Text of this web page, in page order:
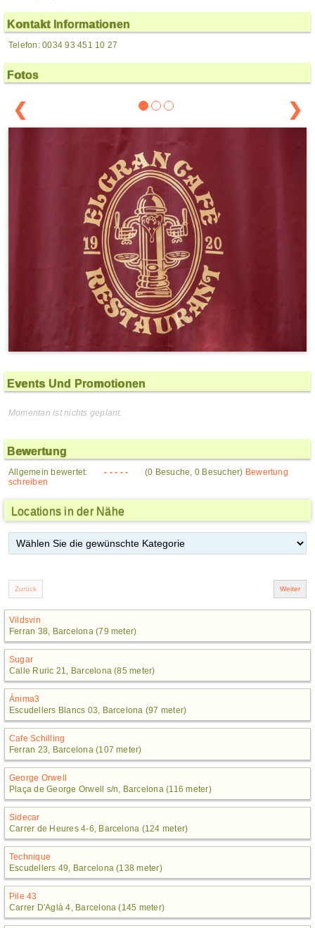
Kontakt Informationen
Telefon: 0034 93 451 10 27
Fotos
❮ ❯
Events Und Promotionen
Momentan ist nichts geplant.
Bewertung
Allgemein bewertet: - - - - - (0 Besuche, 0 Besucher) Bewertung
schreiben
Locations in der Nähe
Vildsvin
Ferran 38, Barcelona (79 meter)
Sugar
Calle Ruric 21, Barcelona (85 meter)
Ánima3
Escudellers Blancs 03, Barcelona (97 meter)
Cafe Schilling
Ferran 23, Barcelona (107 meter)
George Orwell
Plaça de George Orwell s/n, Barcelona (116 meter)
Sidecar
Carrer de Heures 4-6, Barcelona (124 meter)
Technique
Escudellers 49, Barcelona (138 meter)
Pile 43
Carrer D'Aglà 4, Barcelona (145 meter)